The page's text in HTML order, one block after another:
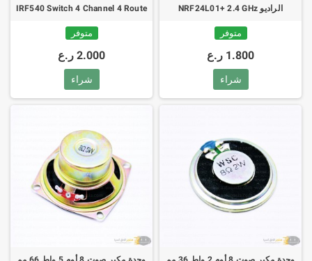
الراديو NRF24L01+ 2.4 GHz
متوفر
1.800 ر.ع
شراء
IRF540 Switch 4 Channel 4 Route
متوفر
2.000 ر.ع
شراء